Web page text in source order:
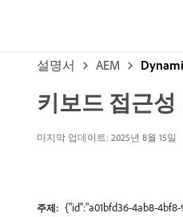
설명서 AEM
키보드 접근성
마지막 업데이트: 2025년 8월 15일
주제: {"id":"a01bfd36-4ab8-